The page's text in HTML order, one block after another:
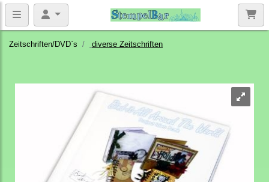
Zeitschriften/DVD`s diverse Zeitschriften